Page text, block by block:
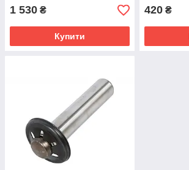
1 530 ₴
Купити
420 ₴